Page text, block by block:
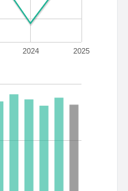
2024 2025